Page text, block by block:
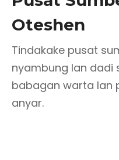
Oteshen
Tindakake pusat
nyambung lan dadi
babagan warta lan
anyar.